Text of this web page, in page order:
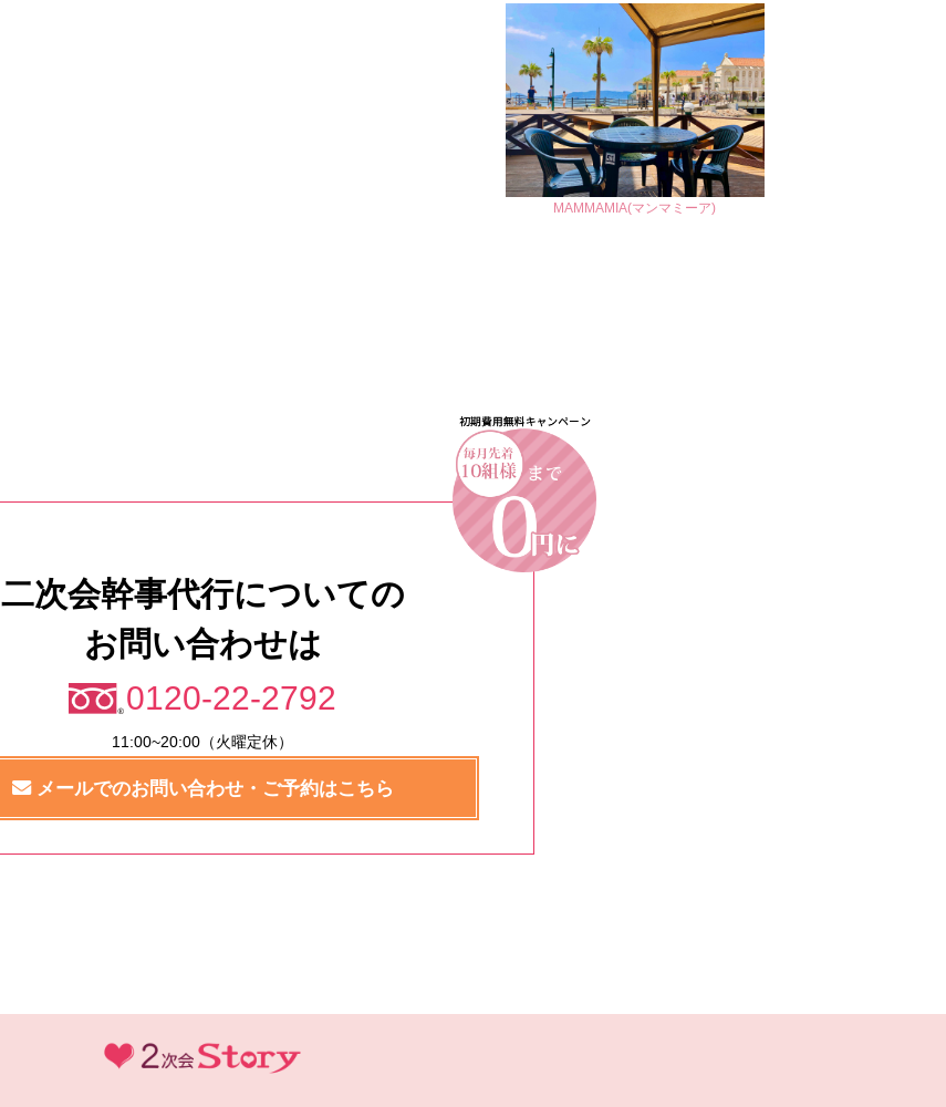
MAMMAMIA(マンマミーア)
二次会幹事代行についての
お問い合わせは
0120-22-2792
11:00~20:00（火曜定休）
メールでのお問い合わせ・ご予約はこちら